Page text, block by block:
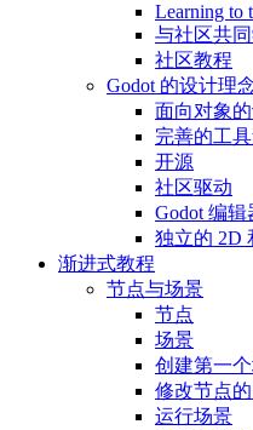
Learning to
与社区共
社区教程
Godot 的设计理
面向对象
完善的工
开源
社区驱动
Godot 编辑
独立的 2D
渐进式教程
节点与场景
节点
场景
创建第一
修改节点
运行场景